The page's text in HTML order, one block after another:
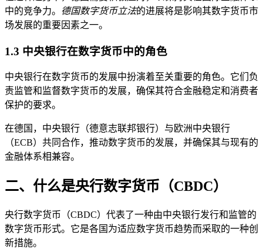
中的竞争力。
德国数字货币立法的进展将是影响其数字货币市
场发展的重要因素之一。
1.3 中央银行在数字货币中的角色
中央银行在数字货币的发展中扮演着至关重要的角色。它们负
责监管和监督数字货币的发展，确保其符合金融稳定和消费者
保护的要求。
在德国，中央银行（德意志联邦银行）与欧洲中央银行
（ECB）共同合作，推动数字货币的发展，并确保其与现有的
金融体系相兼容。
二、什么是央行数字货币（CBDC）
央行数字货币（CBDC）代表了一种由中央银行发行和监管的
数字货币形式。它是各国为适应数字货币趋势而采取的一种创
新措施。